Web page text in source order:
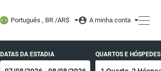
Português , BR /AR$ A minha conta
DATAS DA ESTADIA QUARTOS E HÓSPEDES